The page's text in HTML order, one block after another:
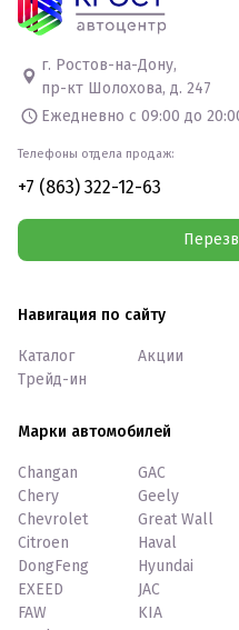
г. Ростов-на-Дону,
пр-кт Шолохова, д. 247
Ежедневно с 09:00 до
Телефоны отдела продаж:
+7 (863) 322-12-63
Навигация по сайту
Каталог
Трейд-ин
Акции
Марки автомобилей
Changan
Chery
Chevrolet
Citroen
DongFeng
EXEED
FAW
GAC
Geely
Great Wall
Haval
Hyundai
JAC
KIA